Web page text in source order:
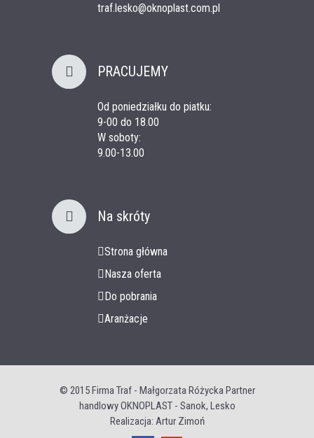
traf.lesko@oknoplast.com.pl
PRACUJEMY
Od poniedziałku do piatku:
9-00 do 18.00
W soboty:
9.00-13.00
Na skróty
Strona główna
Nasza oferta
Do pobrania
Aranżacje
© 2015Firma Traf - Małgorzata Różycka Partner
handlowy OKNOPLAST - Sanok, Lesko
Realizacja: Artur Zimoń